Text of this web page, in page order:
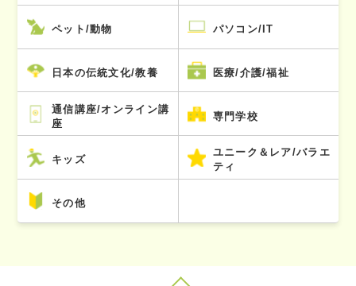
ペット/動物 パソコン/IT
日本の伝統文化/教養 医療/介護/福祉
通信講座/オンライン講
座
専門学校
キッズ
ユニーク＆レア/バラエ
ティ
その他